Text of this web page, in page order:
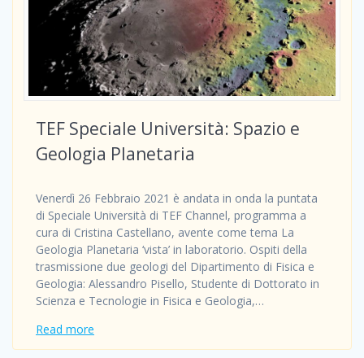
TEF Speciale Università: Spazio e
Geologia Planetaria
Venerdì 26 Febbraio 2021 è andata in onda la puntata
di Speciale Università di TEF Channel, programma a
cura di Cristina Castellano, avente come tema La
Geologia Planetaria ‘vista’ in laboratorio. Ospiti della
trasmissione due geologi del Dipartimento di Fisica e
Geologia: Alessandro Pisello, Studente di Dottorato in
Scienza e Tecnologie in Fisica e Geologia,…
Read more